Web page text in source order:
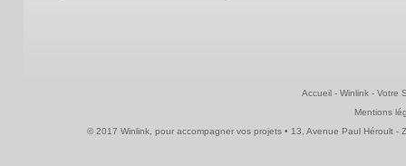
Accueil- Winlink- Votre
Mentions
© 2017 Winlink, pour accompagner vos projets • 13, Avenue Paul Héroult